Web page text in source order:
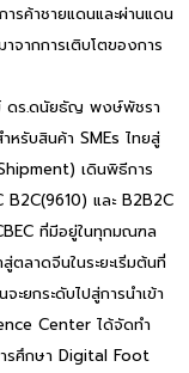
รค้าชายแดนและผ่านแดน
จากการเติบโตของการ
ดร.ดนัยธัญ พงษ์พัชรา
หรับสินค้า SMEs ไทยสู่
เดินพิธีการ
และ B2B2C
ที่มีอยู่ในทุกมณฑล
ลาดจีนในระยะเริ่มต้นที่
ะยกระดับไปสู่การนำเข้า
Center ได้จัดทำ
ารศึกษา Digital Foot